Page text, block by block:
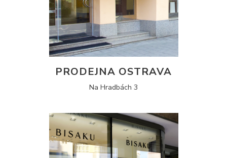
PRODEJNA OSTRAVA
Na Hradbách 3